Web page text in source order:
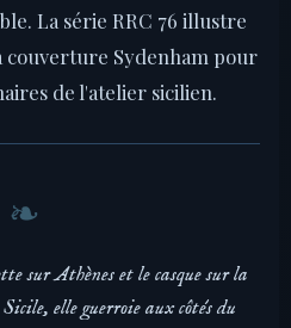
La série RRC 76 illustre
couverture Sydenham pour
de l'atelier sicilien.
sur Athènes et le casque sur la
elle guerroie aux côtés du